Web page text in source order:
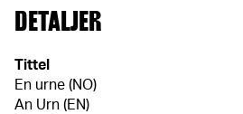
DETALJER
Tittel
En urne (NO)
An Urn (EN)